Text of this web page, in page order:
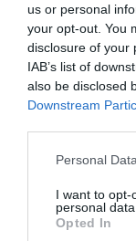
us or personal
your opt-out. You
disclosure of your
IAB’s list of
also be disclosed
Downstream
Please note that
not limited to
grant or deny
use your data for
Personal
I want to opt-
personal data.
Opted In
Megint tulajdonost
érdekeltségében
Radio Kft. eddig
vezető tisztsé...
A KARC FM
2021. június 19|
Elfogadta a
pályázati
és Hírközlés...